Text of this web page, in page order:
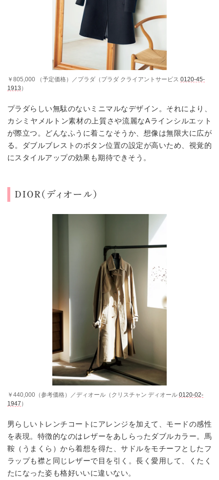
￥805,000 （予定価格）／プラダ（プラダ クライアントサービス 0120-45-
1913 ）
プラダらしい無駄のないミニマルなデザイン。それにより、
カシミヤメルトン素材の上質さや流麗なAラインシルエット
が際立つ。どんなふうに着こなそうか、想像は無限大に広が
る。ダブルブレストのボタン位置の設定が高いため、視覚的
にスタイルアップの効果も期待できそう。
DIOR（ディオール）
￥440,000（参考価格）／ディオール（クリスチャン ディオール 0120-02-
1947 ）
男らしいトレンチコートにアレンジを加えて、モードの感性
を表現。特徴的なのはレザーをあしらったダブルカラー。馬
鞍（うまくら）から着想を得た、サドルをモチーフとしたフ
ラップも襟と同じレザーで目を引く。長く愛用して、くたく
たになった姿も格好いいに違いない。